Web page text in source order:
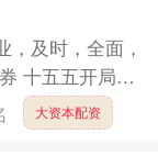
及时，全面，
十五五开局之
发力，2026年
大资本配资